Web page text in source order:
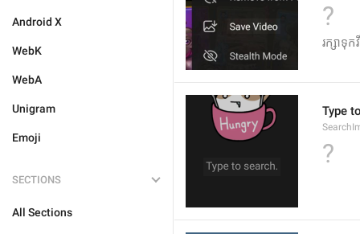
Android X
WebK
WebA
Unigram
Emoji
SECTIONS
All Sections
?
រក្សាទុក
Type
?